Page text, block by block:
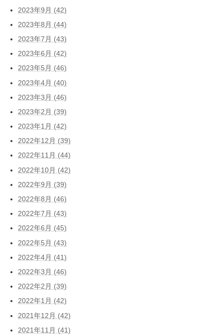
2023年9月 (42)
2023年8月 (44)
2023年7月 (43)
2023年6月 (42)
2023年5月 (46)
2023年4月 (40)
2023年3月 (46)
2023年2月 (39)
2023年1月 (42)
2022年12月 (39)
2022年11月 (44)
2022年10月 (42)
2022年9月 (39)
2022年8月 (46)
2022年7月 (43)
2022年6月 (45)
2022年5月 (43)
2022年4月 (41)
2022年3月 (46)
2022年2月 (39)
2022年1月 (42)
2021年12月 (42)
2021年11月 (41)